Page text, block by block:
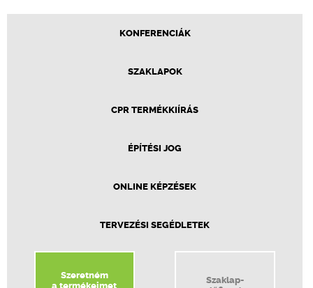
KONFERENCIÁK
SZAKLAPOK
CPR TERMÉKKIÍRÁS
ÉPÍTÉSI JOG
ONLINE KÉPZÉSEK
TERVEZÉSI SEGÉDLETEK
Szeretném
a termékeimet
Szaklap-